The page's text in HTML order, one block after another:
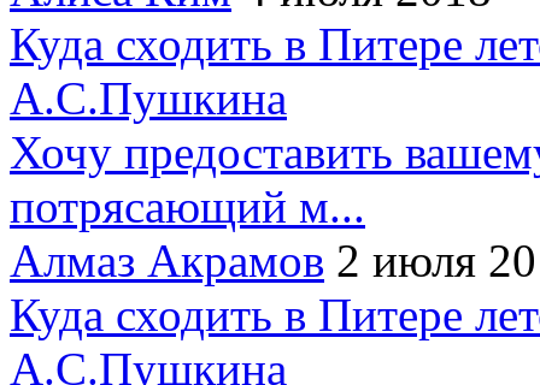
Куда сходить в Питере
А.С.Пушкина
Хочу предоставить
потрясающий м...
Алмаз Акрамов 2 июля
Куда сходить в Питере
А.С.Пушкина